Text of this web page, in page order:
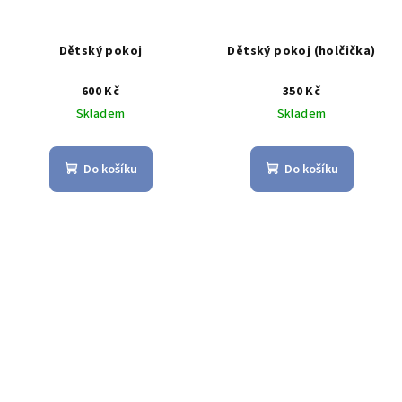
Dětský pokoj
600 Kč
Skladem
Do košíku
Dětský pokoj (holčička)
350 Kč
Skladem
Do košíku